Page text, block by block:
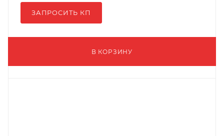
ЗАПРОСИТЬ КП
В КОРЗИНУ